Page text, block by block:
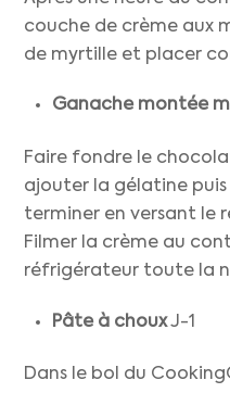
couche de crème aux
de myrtille et placer
Ganache montée
Faire fondre le
ajouter la gélatine
terminer en versant le
Filmer la crème au
réfrigérateur toute la
Pâte à chouxJ-1
Dans le bol du